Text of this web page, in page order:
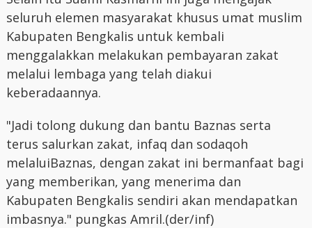
seluruh elemen masyarakat khusus umat muslim
Kabupaten Bengkalis untuk kembali
menggalakkan melakukan pembayaran zakat
melalui lembaga yang telah diakui
keberadaannya.
"Jadi tolong dukung dan bantu Baznas serta
terus salurkan zakat, infaq dan sodaqoh
melaluiBaznas, dengan zakat ini bermanfaat bagi
yang memberikan, yang menerima dan
Kabupaten Bengkalis sendiri akan mendapatkan
imbasnya." pungkas Amril.(der/inf)